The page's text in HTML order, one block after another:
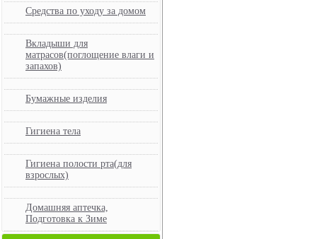
Средства по уходу за домом
Вкладыши для
матрасов(поглощение влаги и
запахов)
Бумажные изделия
Гигиена тела
Гигиена полости рта(для
взрослых)
Домашняя аптечка,
Подготовка к Зиме